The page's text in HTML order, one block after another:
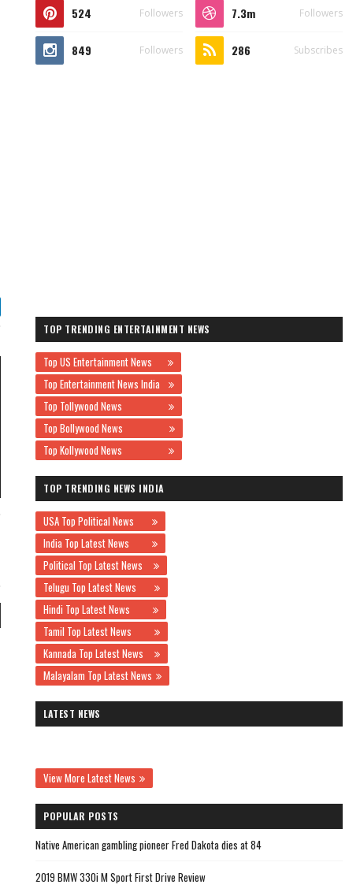
524 Followers 7.3m Followers
849 Followers 286 Subscribes
TOP TRENDING ENTERTAINMENT NEWS
Top US Entertainment News
Top Entertainment News India
Top Tollywood News
Top Bollywood News
Top Kollywood News
TOP TRENDING NEWS INDIA
USA Top Political News
India Top Latest News
Political Top Latest News
Telugu Top Latest News
Hindi Top Latest News
Tamil Top Latest News
Kannada Top Latest News
Malayalam Top Latest News
LATEST NEWS
View More Latest News
POPULAR POSTS
Native American gambling pioneer Fred Dakota dies at 84
2019 BMW 330i M Sport First Drive Review